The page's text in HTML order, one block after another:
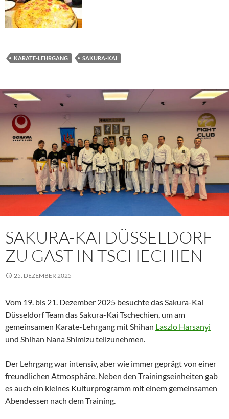
KARATE-LEHRGANG SAKURA-KAI
SAKURA-KAI DÜSSELDORF
ZU GAST IN TSCHECHIEN
25. DEZEMBER 2025
Vom 19. bis 21. Dezember 2025 besuchte das Sakura-Kai
Düsseldorf Team das Sakura-Kai Tschechien, um am
gemeinsamen Karate-Lehrgang mit Shihan Laszlo Harsanyi
und Shihan Nana Shimizu teilzunehmen.
Der Lehrgang war intensiv, aber wie immer geprägt von einer
freundlichen Atmosphäre. Neben den Trainingseinheiten gab
es auch ein kleines Kulturprogramm mit einem gemeinsamen
Abendessen nach dem Training.